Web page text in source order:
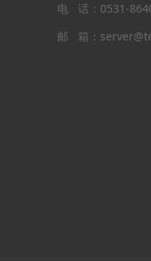
电 话：0531-
邮 箱：